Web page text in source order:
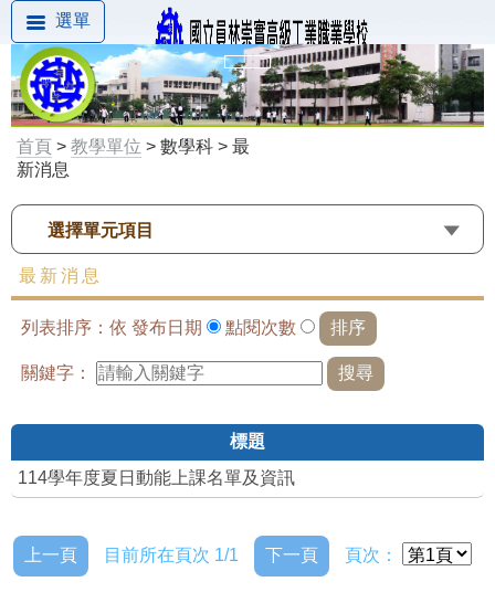
選單
首頁 > 教學單位 > 數學科 > 最
新消息
選擇單元項目
最新消息
列表排序：依 發布日期 點閱次數
關鍵字：
標題
114學年度夏日動能上課名單及資訊
上一頁 目前所在頁次 1/1 下一頁 頁次：